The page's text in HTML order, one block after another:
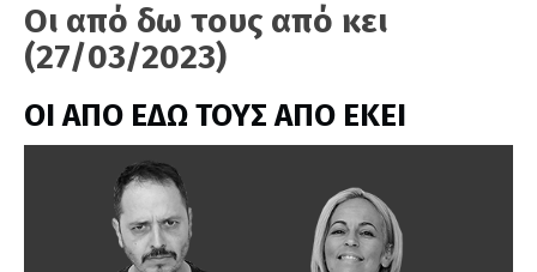
Οι από δω τους από κει
(27/03/2023)
ΟΙ ΑΠΟ ΕΔΩ ΤΟΥΣ ΑΠΟ ΕΚΕΙ